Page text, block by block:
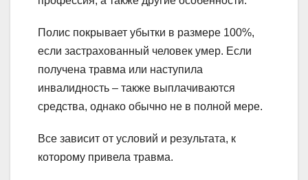
Полис покрывает убытки в размере 100%,
если застрахованный человек умер. Если
получена травма или наступила
инвалидность – также выплачиваются
средства, однако обычно не в полной мере.
Все зависит от условий и результата, к
которому привела травма.